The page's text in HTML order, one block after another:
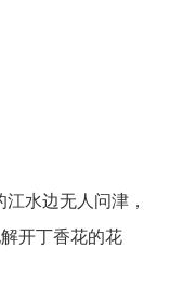
水边无人问津，
开丁香花的花